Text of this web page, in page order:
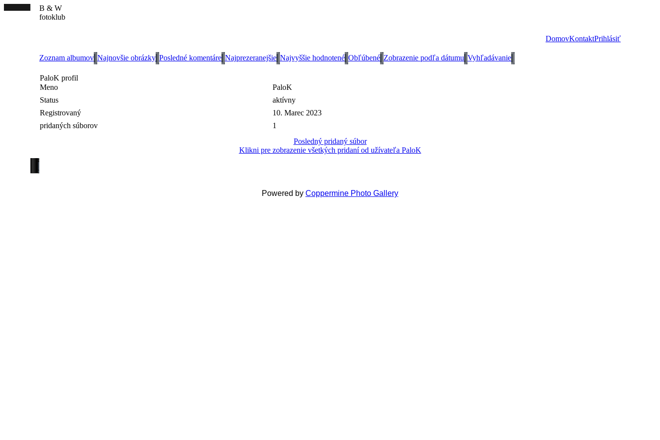
B & W
fotoklub
DomovKontaktPrihlásiť
Zoznam albumov Najnovšie obrázky Posledné komentáre Najprezeranejšie Najvyššie hodnotené Obľúbené Zobrazenie podľa dátumu Vyhľadávanie
PaloK profil
Meno
PaloK
Status
aktívny
Registrovaný
10. Marec 2023
pridaných súborov
1
Posledný pridaný súbor
Klikni pre zobrazenie všetkých pridaní od užívateľa PaloK
Powered by Coppermine Photo Gallery